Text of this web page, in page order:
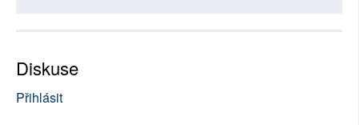
Diskuse
Přihlásit